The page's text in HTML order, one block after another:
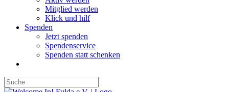
Mitglied werden
Klick und hilf
Spenden
Jetzt spenden
Spendenservice
Spenden statt schenken